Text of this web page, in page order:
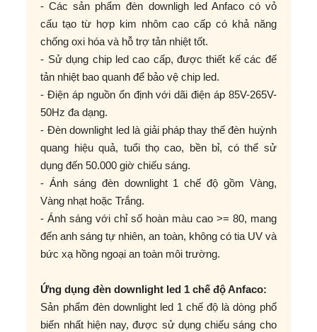
- Các sản phẩm đèn downligh led Anfaco có vỏ
cấu tạo từ hợp kim nhôm cao cấp có khả năng
chống oxi hóa và hỗ trợ tản nhiệt tốt.
- Sử dụng chip led cao cấp, được thiết kế các đế
tản nhiệt bao quanh để bảo vệ chip led.
- Điện áp nguồn ổn định với dãi điện áp 85V-265V-
50Hz đa dạng.
- Đèn downlight led là giải pháp thay thế đèn huỳnh
quang hiệu quả, tuổi thọ cao, bền bỉ, có thể sử
dụng đến 50.000 giờ chiếu sáng.
- Ánh sáng đèn downlight 1 chế độ gồm Vàng,
Vàng nhạt hoặc Trắng.
- Ánh sáng với chỉ số hoàn màu cao >= 80, mang
đến anh sáng tự nhiên, an toàn, không có tia UV và
bức xạ hồng ngoại an toàn môi trường.
Ứng dụng đèn downlight led 1 chế độ Anfaco:
Sản phẩm đèn downlight led 1 chế độ là dòng phổ
biến nhất hiện nay, được sử dụng chiếu sáng cho